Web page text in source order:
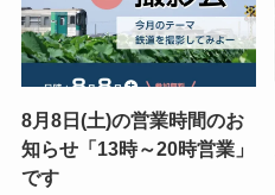
8月8日(土)の営業時間のお
知らせ「13時～20時営業」
です